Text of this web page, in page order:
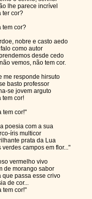
lhe parece incrível
ter cor?
tem cor?
nobre e casto aedo
como autor
desde cedo
vemos, não tem cor.
me responde hirsuto
basto professor
se jovem arguto
tem cor!
tem cor!"
poesia com a sua
íris multicor
prata da Lua
verdes campos em flor..."
vermelho vivo
de morango sabor
que passa esse crivo
de cor...
tem cor!"